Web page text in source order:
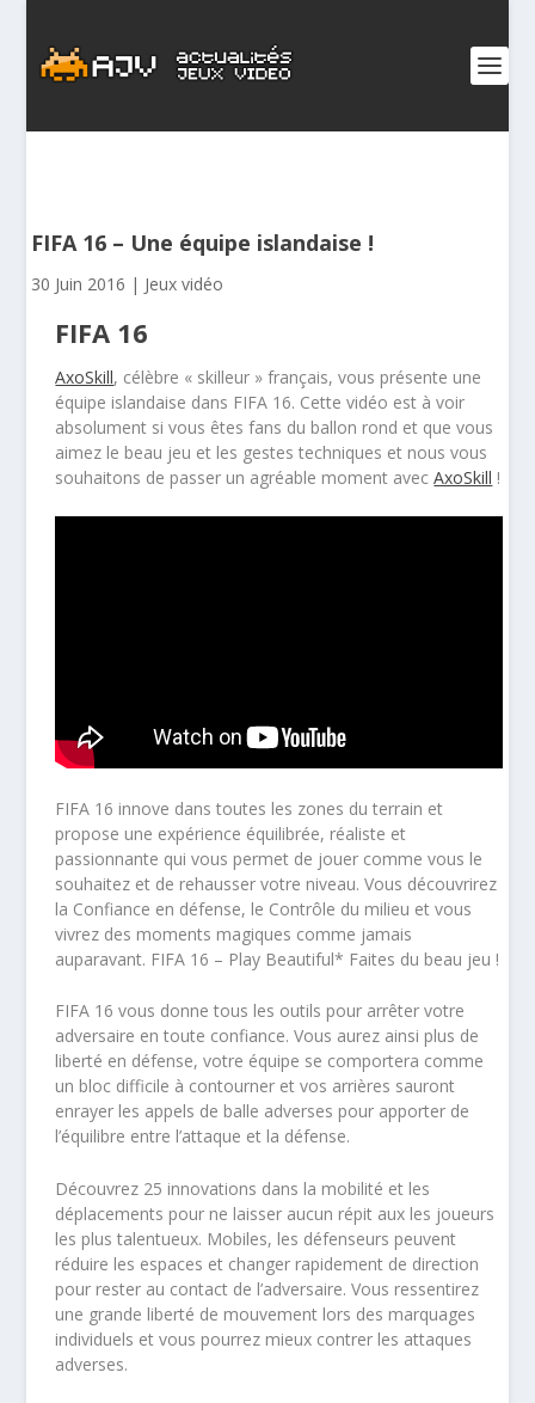
FIFA 16 – Une équipe islandaise !
30 Juin 2016 | Jeux vidéo
FIFA 16
AxoSkill, célèbre « skilleur » français, vous présente une
équipe islandaise dans FIFA 16. Cette vidéo est à voir
absolument si vous êtes fans du ballon rond et que vous
aimez le beau jeu et les gestes techniques et nous vous
souhaitons de passer un agréable moment avecAxoSkill !
FIFA 16 innove dans toutes les zones du terrain et
propose une expérience équilibrée, réaliste et
passionnante qui vous permet de jouer comme vous le
souhaitez et de rehausser votre niveau. Vous découvrirez
la Confiance en défense, le Contrôle du milieu et vous
vivrez des moments magiques comme jamais
auparavant. FIFA 16 – Play Beautiful* Faites du beau jeu !
FIFA 16 vous donne tous les outils pour arrêter votre
adversaire en toute confiance. Vous aurez ainsi plus de
liberté en défense, votre équipe se comportera comme
un bloc difficile à contourner et vos arrières sauront
enrayer les appels de balle adverses pour apporter de
l’équilibre entre l’attaque et la défense.
Découvrez 25 innovations dans la mobilité et les
déplacements pour ne laisser aucun répit aux les joueurs
les plus talentueux. Mobiles, les défenseurs peuvent
réduire les espaces et changer rapidement de direction
pour rester au contact de l’adversaire. Vous ressentirez
une grande liberté de mouvement lors des marquages
individuels et vous pourrez mieux contrer les attaques
adverses.